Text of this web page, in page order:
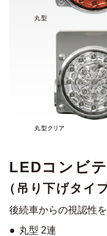
LEDコンビ
（吊り下げタイプ
後続車からの視認性
丸型 2連